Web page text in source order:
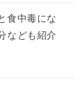
食中毒にな
なども紹介